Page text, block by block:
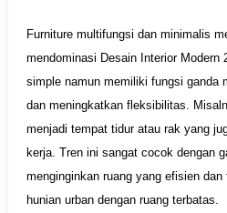
Furniture multifungsi dan minimalis
mendominasi Desain Interior Modern
simple namun memiliki fungsi ganda
dan meningkatkan fleksibilitas.
menjadi tempat tidur atau rak yang
kerja. Tren ini sangat cocok dengan
menginginkan ruang yang efisien
hunian urban dengan ruang terbatas.